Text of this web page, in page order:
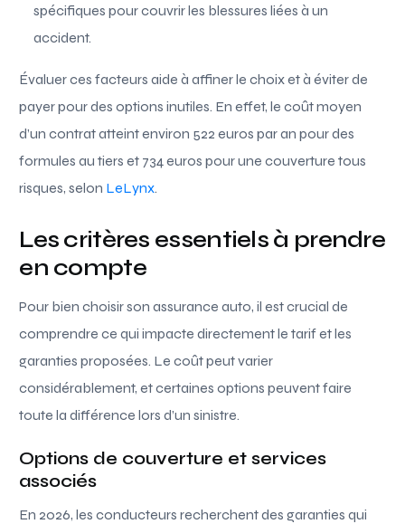
spécifiques pour couvrir les blessures liées à un
accident.
Évaluer ces facteurs aide à affiner le choix et à éviter de
payer pour des options inutiles. En effet, le coût moyen
d’un contrat atteint environ 522 euros par an pour des
formules au tiers et 734 euros pour une couverture tous
risques, selon LeLynx.
Les critères essentiels à prendre
en compte
Pour bien choisir son assurance auto, il est crucial de
comprendre ce qui impacte directement le tarif et les
garanties proposées. Le coût peut varier
considérablement, et certaines options peuvent faire
toute la différence lors d’un sinistre.
Options de couverture et services
associés
En 2026, les conducteurs recherchent des garanties qui